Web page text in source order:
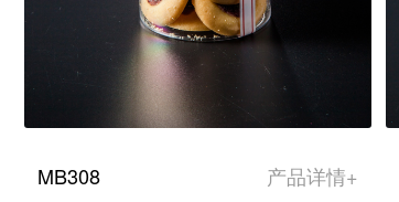
MB308 产品详情+